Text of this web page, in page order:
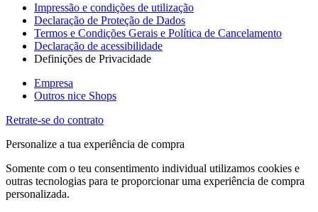
Impressão e condições de utilização
Declaração de Proteção de Dados
Termos e Condições Gerais e Política de Cancelamento
Declaração de acessibilidade
Definições de Privacidade
Empresa
Outros nice Shops
Retrate-se do contrato
Personalize a tua experiência de compra
Somente com o teu consentimento individual utilizamos cookies e
outras tecnologias para te proporcionar uma experiência de compra
personalizada.